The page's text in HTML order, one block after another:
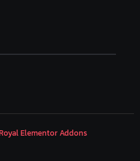
Elementor Addons